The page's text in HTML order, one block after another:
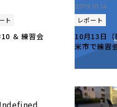
ト
＆ 練習会
2019.10.14
レポート
10月13日（
米市で練習